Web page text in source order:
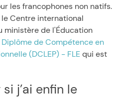
les francophones non natifs.
Centre international
ministère de l'Éducation
Diplôme de Compétence en
(DCLEP) - FLE qui est